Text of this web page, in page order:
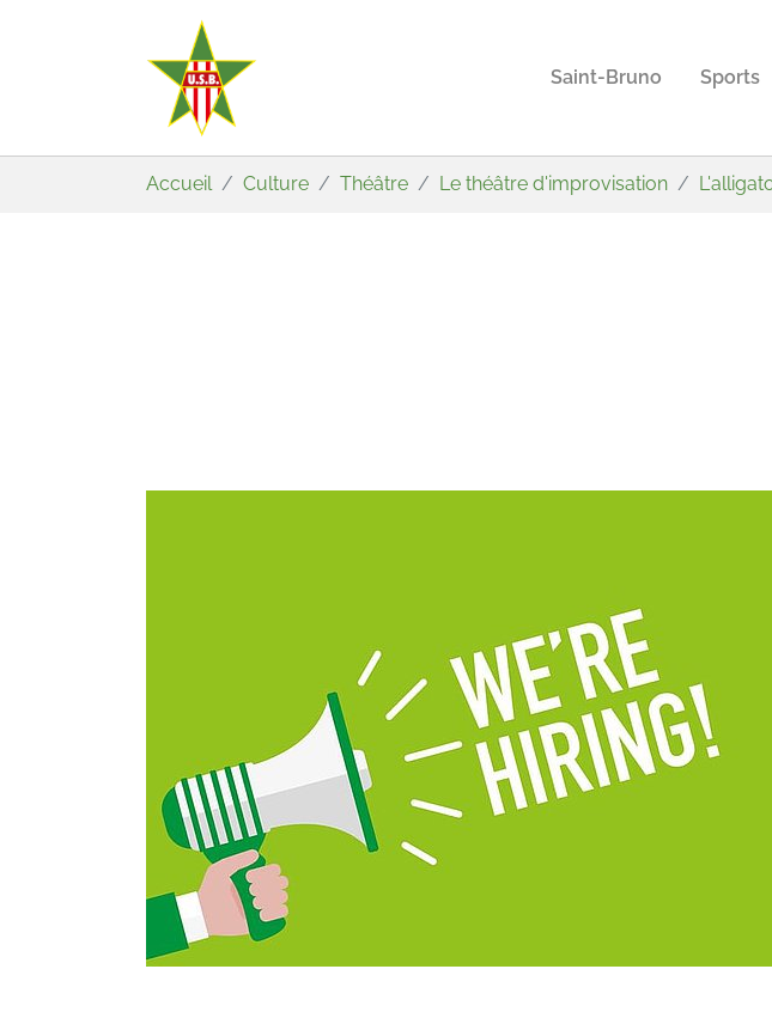
Saint-Bruno Sports
Accueil Culture Théâtre Le théâtre d'improvisation